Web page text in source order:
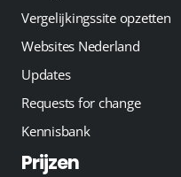
Vergelijkingssite opzetten
Websites Nederland
Updates
Requests for change
Kennisbank
Prijzen